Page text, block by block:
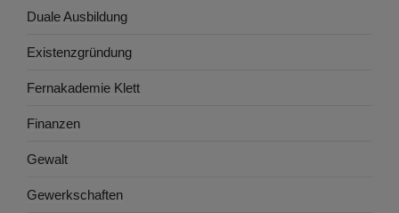
Duale Ausbildung
Existenzgründung
Fernakademie Klett
Finanzen
Gewalt
Gewerkschaften